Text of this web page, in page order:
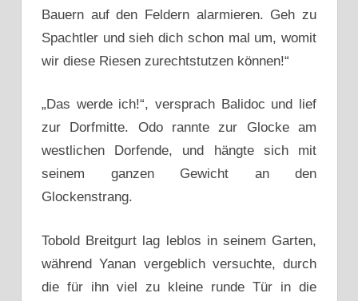
Bauern auf den Feldern alarmieren. Geh zu
Spachtler und sieh dich schon mal um, womit
wir diese Riesen zurechtstutzen können!“
„Das werde ich!“, versprach Balidoc und lief
zur Dorfmitte. Odo rannte zur Glocke am
westlichen Dorfende, und hängte sich mit
seinem ganzen Gewicht an den
Glockenstrang.
Tobold Breitgurt lag leblos in seinem Garten,
während Yanan vergeblich versuchte, durch
die für ihn viel zu kleine runde Tür in die